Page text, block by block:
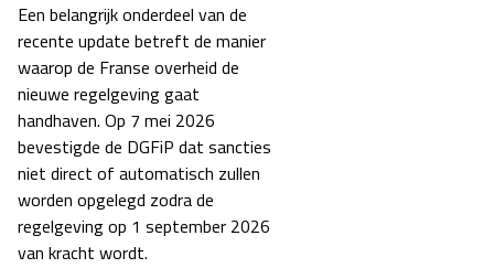
Een belangrijk onderdeel van de
recente update betreft de manier
waarop de Franse overheid de
nieuwe regelgeving gaat
handhaven. Op 7 mei 2026
bevestigde de DGFiP dat sancties
niet direct of automatisch zullen
worden opgelegd zodra de
regelgeving op 1 september 2026
van kracht wordt.